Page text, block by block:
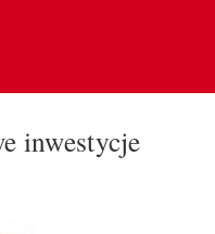
inwestycje